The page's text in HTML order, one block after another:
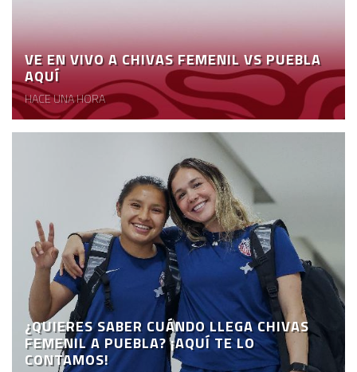
VE EN VIVO A CHIVAS FEMENIL VS PUEBLA
AQUÍ
HACE UNA HORA
¿QUIERES SABER CUÁNDO LLEGA CHIVAS
FEMENIL A PUEBLA? ¡AQUÍ TE LO
CONTAMOS!